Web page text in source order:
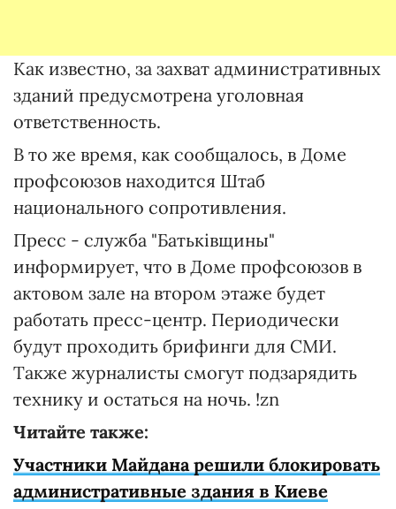
Как известно, за захват административных
зданий предусмотрена уголовная
ответственность.
В то же время, как сообщалось, в Доме
профсоюзов находится Штаб
национального сопротивления.
Пресс - служба "Батькiвщины"
информирует, что в Доме профсоюзов в
актовом зале на втором этаже будет
работать пресс-центр. Периодически
будут проходить брифинги для СМИ.
Также журналисты смогут подзарядить
технику и остаться на ночь. !zn
Читайте также:
Участники Майдана решили блокировать
административные здания в Киеве